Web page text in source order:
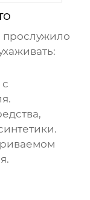
прослужило